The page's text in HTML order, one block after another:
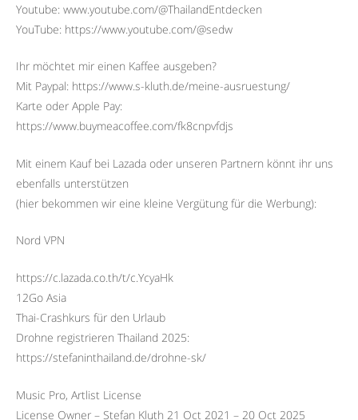
Youtube: www.youtube.com/@ThailandEntdecken
YouTube: https://www.youtube.com/@sedw
Ihr möchtet mir einen Kaffee ausgeben?
Mit Paypal: https://www.s-kluth.de/meine-ausruestung/
Karte oder Apple Pay:
https://www.buymeacoffee.com/fk8cnpvfdjs
Mit einem Kauf bei Lazada oder unseren Partnern könnt ihr uns
ebenfalls unterstützen
(hier bekommen wir eine kleine Vergütung für die Werbung):
Nord VPN
https://c.lazada.co.th/t/c.YcyaHk
12Go Asia
Thai-Crashkurs für den Urlaub
Drohne registrieren Thailand 2025:
https://stefaninthailand.de/drohne-sk/
Music Pro, Artlist License
License Owner – Stefan Kluth 21 Oct 2021 – 20 Oct 2025